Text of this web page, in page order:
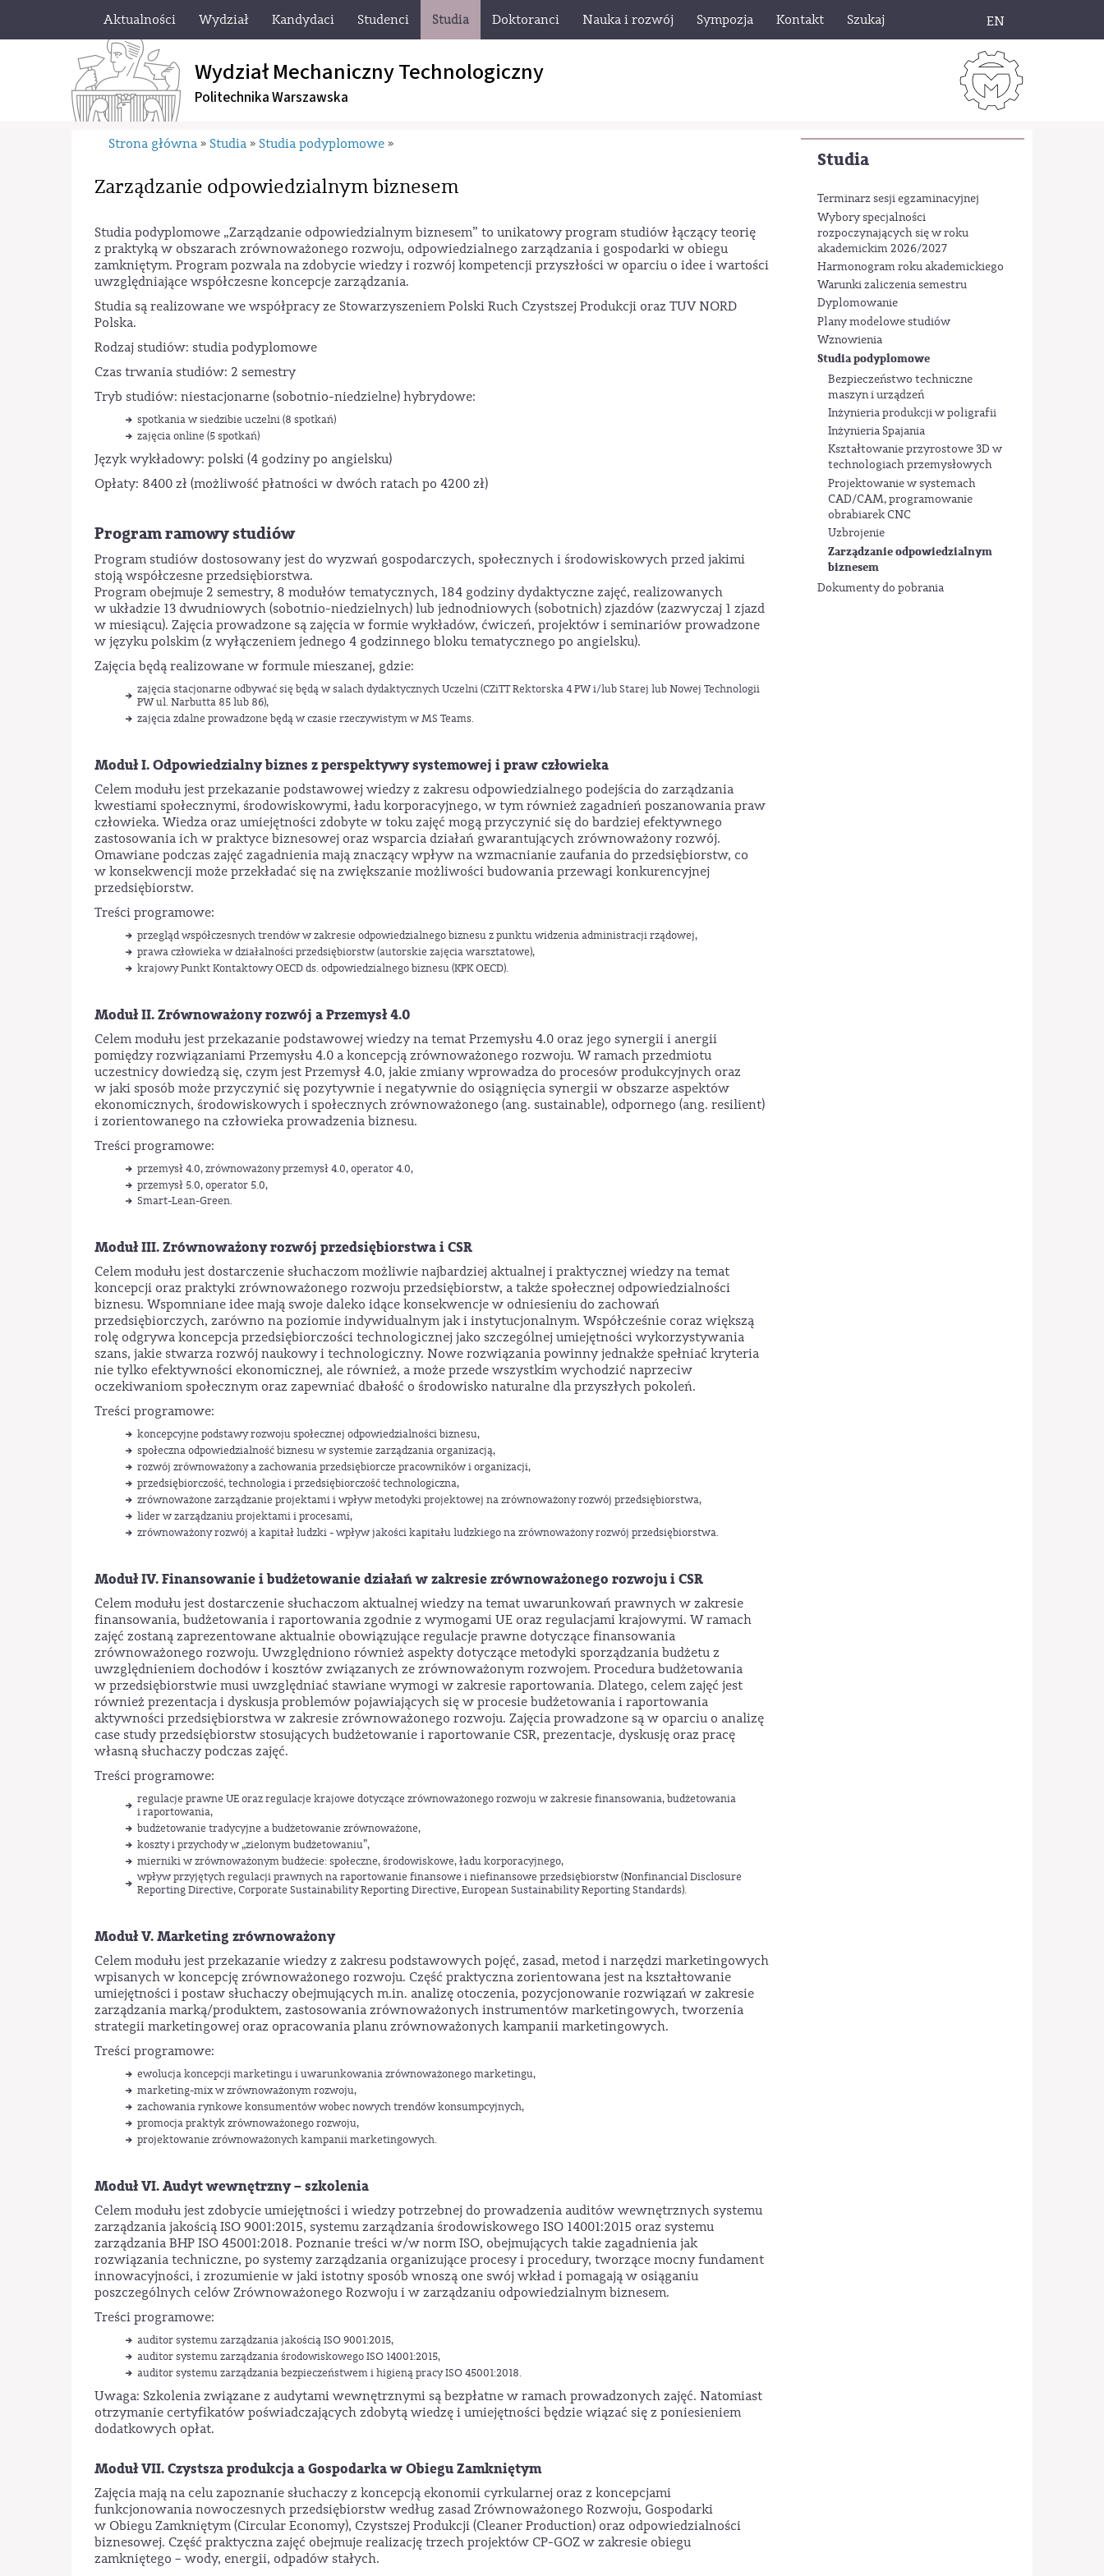
Aktualności Wydział Kandydaci Studenci Studia Doktoranci Nauka i rozwój Sympozja Kontakt Szukaj EN
Wydział Mechaniczny Technologiczny
Politechnika Warszawska
Studia
Terminarz sesji egzaminacyjnej
Wybory specjalności
rozpoczynających się w roku
akademickim 2026/2027
Harmonogram roku akademickiego
Warunki zaliczenia semestru
Dyplomowanie
Plany modelowe studiów
Wznowienia
Studia podyplomowe
Bezpieczeństwo techniczne
maszyn i urządzeń
Inżynieria produkcji w poligrafii
Inżynieria Spajania
Kształtowanie przyrostowe 3D w
technologiach przemysłowych
Projektowanie w systemach
CAD/CAM, programowanie
obrabiarek CNC
Uzbrojenie
Zarządzanie odpowiedzialnym
biznesem
Dokumenty do pobrania
Strona główna » Studia » Studia podyplomowe »
Zarządzanie odpowiedzialnym biznesem
Studia podyplomowe „Zarządzanie odpowiedzialnym biznesem” to unikatowy program studiów łączący teorię
z praktyką w obszarach zrównoważonego rozwoju, odpowiedzialnego zarządzania i gospodarki w obiegu
zamkniętym. Program pozwala na zdobycie wiedzy i rozwój kompetencji przyszłości w oparciu o idee i wartości
uwzględniające współczesne koncepcje zarządzania.
Studia są realizowane we współpracy ze Stowarzyszeniem Polski Ruch Czystszej Produkcji oraz TUV NORD
Polska.
Rodzaj studiów: studia podyplomowe
Czas trwania studiów: 2 semestry
Tryb studiów: niestacjonarne (sobotnio-niedzielne) hybrydowe:
spotkania w siedzibie uczelni (8 spotkań)
zajęcia online (5 spotkań)
Język wykładowy: polski (4 godziny po angielsku)
Opłaty: 8400 zł (możliwość płatności w dwóch ratach po 4200 zł)
Program ramowy studiów
Program studiów dostosowany jest do wyzwań gospodarczych, społecznych i środowiskowych przed jakimi
stoją współczesne przedsiębiorstwa.
Program obejmuje 2 semestry, 8 modułów tematycznych, 184 godziny dydaktyczne zajęć, realizowanych
w układzie 13 dwudniowych (sobotnio-niedzielnych) lub jednodniowych (sobotnich) zjazdów (zazwyczaj 1 zjazd
w miesiącu). Zajęcia prowadzone są zajęcia w formie wykładów, ćwiczeń, projektów i seminariów prowadzone
w języku polskim (z wyłączeniem jednego 4 godzinnego bloku tematycznego po angielsku).
Zajęcia będą realizowane w formule mieszanej, gdzie:
zajęcia stacjonarne odbywać się będą w salach dydaktycznych Uczelni (CZiTT Rektorska 4 PW i/lub Starej lub Nowej Technologii
PW ul. Narbutta 85 lub 86),
zajęcia zdalne prowadzone będą w czasie rzeczywistym w MS Teams.
Moduł I. Odpowiedzialny biznes z perspektywy systemowej i praw człowieka
Celem modułu jest przekazanie podstawowej wiedzy z zakresu odpowiedzialnego podejścia do zarządzania
kwestiami społecznymi, środowiskowymi, ładu korporacyjnego, w tym również zagadnień poszanowania praw
człowieka. Wiedza oraz umiejętności zdobyte w toku zajęć mogą przyczynić się do bardziej efektywnego
zastosowania ich w praktyce biznesowej oraz wsparcia działań gwarantujących zrównoważony rozwój.
Omawiane podczas zajęć zagadnienia mają znaczący wpływ na wzmacnianie zaufania do przedsiębiorstw, co
w konsekwencji może przekładać się na zwiększanie możliwości budowania przewagi konkurencyjnej
przedsiębiorstw.
Treści programowe:
przegląd współczesnych trendów w zakresie odpowiedzialnego biznesu z punktu widzenia administracji rządowej,
prawa człowieka w działalności przedsiębiorstw (autorskie zajęcia warsztatowe),
krajowy Punkt Kontaktowy OECD ds. odpowiedzialnego biznesu (KPK OECD).
Moduł II. Zrównoważony rozwój a Przemysł 4.0
Celem modułu jest przekazanie podstawowej wiedzy na temat Przemysłu 4.0 oraz jego synergii i anergii
pomiędzy rozwiązaniami Przemysłu 4.0 a koncepcją zrównoważonego rozwoju. W ramach przedmiotu
uczestnicy dowiedzą się, czym jest Przemysł 4.0, jakie zmiany wprowadza do procesów produkcyjnych oraz
w jaki sposób może przyczynić się pozytywnie i negatywnie do osiągnięcia synergii w obszarze aspektów
ekonomicznych, środowiskowych i społecznych zrównoważonego (ang. sustainable), odpornego (ang. resilient)
i zorientowanego na człowieka prowadzenia biznesu.
Treści programowe:
przemysł 4.0, zrównoważony przemysł 4.0, operator 4.0,
przemysł 5.0, operator 5.0,
Smart-Lean-Green.
Moduł III. Zrównoważony rozwój przedsiębiorstwa i CSR
Celem modułu jest dostarczenie słuchaczom możliwie najbardziej aktualnej i praktycznej wiedzy na temat
koncepcji oraz praktyki zrównoważonego rozwoju przedsiębiorstw, a także społecznej odpowiedzialności
biznesu. Wspomniane idee mają swoje daleko idące konsekwencje w odniesieniu do zachowań
przedsiębiorczych, zarówno na poziomie indywidualnym jak i instytucjonalnym. Współcześnie coraz większą
rolę odgrywa koncepcja przedsiębiorczości technologicznej jako szczególnej umiejętności wykorzystywania
szans, jakie stwarza rozwój naukowy i technologiczny. Nowe rozwiązania powinny jednakże spełniać kryteria
nie tylko efektywności ekonomicznej, ale również, a może przede wszystkim wychodzić naprzeciw
oczekiwaniom społecznym oraz zapewniać dbałość o środowisko naturalne dla przyszłych pokoleń.
Treści programowe:
koncepcyjne podstawy rozwoju społecznej odpowiedzialności biznesu,
społeczna odpowiedzialność biznesu w systemie zarządzania organizacją,
rozwój zrównoważony a zachowania przedsiębiorcze pracowników i organizacji,
przedsiębiorczość, technologia i przedsiębiorczość technologiczna,
zrównoważone zarządzanie projektami i wpływ metodyki projektowej na zrównoważony rozwój przedsiębiorstwa,
lider w zarządzaniu projektami i procesami,
zrównoważony rozwój a kapitał ludzki - wpływ jakości kapitału ludzkiego na zrównoważony rozwój przedsiębiorstwa.
Moduł IV. Finansowanie i budżetowanie działań w zakresie zrównoważonego rozwoju i CSR
Celem modułu jest dostarczenie słuchaczom aktualnej wiedzy na temat uwarunkowań prawnych w zakresie
finansowania, budżetowania i raportowania zgodnie z wymogami UE oraz regulacjami krajowymi. W ramach
zajęć zostaną zaprezentowane aktualnie obowiązujące regulacje prawne dotyczące finansowania
zrównoważonego rozwoju. Uwzględniono również aspekty dotyczące metodyki sporządzania budżetu z
uwzględnieniem dochodów i kosztów związanych ze zrównoważonym rozwojem. Procedura budżetowania
w przedsiębiorstwie musi uwzględniać stawiane wymogi w zakresie raportowania. Dlatego, celem zajęć jest
również prezentacja i dyskusja problemów pojawiających się w procesie budżetowania i raportowania
aktywności przedsiębiorstwa w zakresie zrównoważonego rozwoju. Zajęcia prowadzone są w oparciu o analizę
case study przedsiębiorstw stosujących budżetowanie i raportowanie CSR, prezentacje, dyskusję oraz pracę
własną słuchaczy podczas zajęć.
Treści programowe:
regulacje prawne UE oraz regulacje krajowe dotyczące zrównoważonego rozwoju w zakresie finansowania, budżetowania
i raportowania,
budżetowanie tradycyjne a budżetowanie zrównoważone,
koszty i przychody w „zielonym budżetowaniu”,
mierniki w zrównoważonym budżecie: społeczne, środowiskowe, ładu korporacyjnego,
wpływ przyjętych regulacji prawnych na raportowanie finansowe i niefinansowe przedsiębiorstw (Nonfinancial Disclosure
Reporting Directive, Corporate Sustainability Reporting Directive, European Sustainability Reporting Standards).
Moduł V. Marketing zrównoważony
Celem modułu jest przekazanie wiedzy z zakresu podstawowych pojęć, zasad, metod i narzędzi marketingowych
wpisanych w koncepcję zrównoważonego rozwoju. Część praktyczna zorientowana jest na kształtowanie
umiejętności i postaw słuchaczy obejmujących m.in. analizę otoczenia, pozycjonowanie rozwiązań w zakresie
zarządzania marką/produktem, zastosowania zrównoważonych instrumentów marketingowych, tworzenia
strategii marketingowej oraz opracowania planu zrównoważonych kampanii marketingowych.
Treści programowe:
ewolucja koncepcji marketingu i uwarunkowania zrównoważonego marketingu,
marketing-mix w zrównoważonym rozwoju,
zachowania rynkowe konsumentów wobec nowych trendów konsumpcyjnych,
promocja praktyk zrównoważonego rozwoju,
projektowanie zrównoważonych kampanii marketingowych.
Moduł VI. Audyt wewnętrzny – szkolenia
Celem modułu jest zdobycie umiejętności i wiedzy potrzebnej do prowadzenia auditów wewnętrznych systemu
zarządzania jakością ISO 9001:2015, systemu zarządzania środowiskowego ISO 14001:2015 oraz systemu
zarządzania BHP ISO 45001:2018. Poznanie treści w/w norm ISO, obejmujących takie zagadnienia jak
rozwiązania techniczne, po systemy zarządzania organizujące procesy i procedury, tworzące mocny fundament
innowacyjności, i zrozumienie w jaki istotny sposób wnoszą one swój wkład i pomagają w osiąganiu
poszczególnych celów Zrównoważonego Rozwoju i w zarządzaniu odpowiedzialnym biznesem.
Treści programowe:
auditor systemu zarządzania jakością ISO 9001:2015,
auditor systemu zarządzania środowiskowego ISO 14001:2015,
auditor systemu zarządzania bezpieczeństwem i higieną pracy ISO 45001:2018.
Uwaga: Szkolenia związane z audytami wewnętrznymi są bezpłatne w ramach prowadzonych zajęć. Natomiast
otrzymanie certyfikatów poświadczających zdobytą wiedzę i umiejętności będzie wiązać się z poniesieniem
dodatkowych opłat.
Moduł VII. Czystsza produkcja a Gospodarka w Obiegu Zamkniętym
Zajęcia mają na celu zapoznanie słuchaczy z koncepcją ekonomii cyrkularnej oraz z koncepcjami
funkcjonowania nowoczesnych przedsiębiorstw według zasad Zrównoważonego Rozwoju, Gospodarki
w Obiegu Zamkniętym (Circular Economy), Czystszej Produkcji (Cleaner Production) oraz odpowiedzialności
biznesowej. Część praktyczna zajęć obejmuje realizację trzech projektów CP-GOZ w zakresie obiegu
zamkniętego – wody, energii, odpadów stałych.